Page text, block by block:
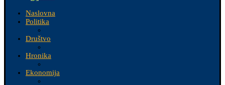
Naslovna
Politika
Društvo
Hronika
Ekonomija